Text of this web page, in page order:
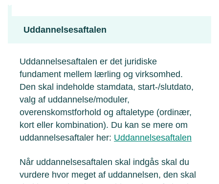
Uddannelsesaftalen
Uddannelsesaftalen er det juridiske
fundament mellem lærling og virksomhed.
Den skal indeholde stamdata, start-/slutdato,
valg af uddannelse/moduler,
overenskomstforhold og aftaletype (ordinær,
kort eller kombination). Du kan se mere om
uddannelsesaftaler her: Uddannelsesaftalen
Når uddannelsesaftalen skal indgås skal du
vurdere hvor meget af uddannelsen, den skal